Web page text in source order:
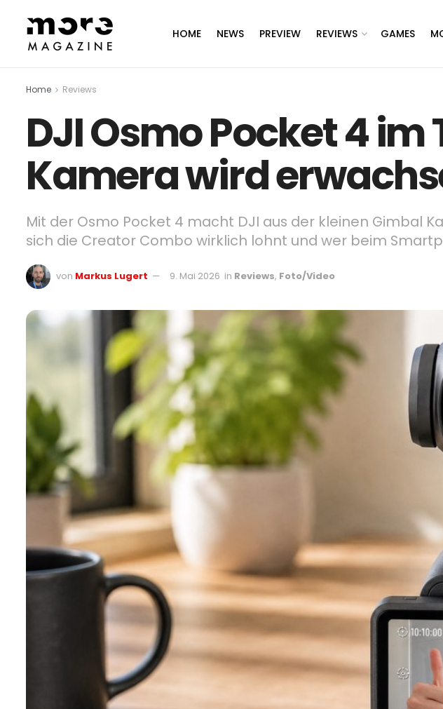
HOME NEWS PREVIEW REVIEWS GAMES
Home Reviews
DJI Osmo Pocket 4
Kamera wird
Mit der Osmo Pocket 4 macht DJI aus der kleinen Gimbal
sich die Creator Combo wirklich lohnt und wer beim
von Markus Lugert 9. Mai 2026 in Reviews, Foto/Video